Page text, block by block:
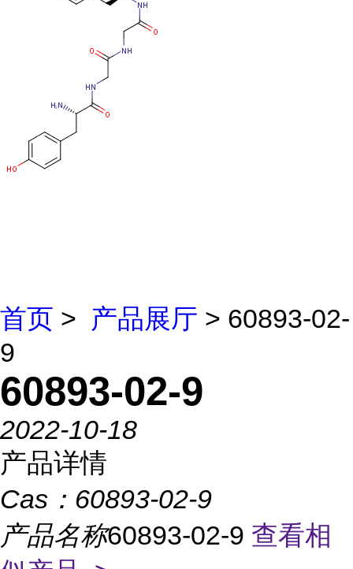
首页 > 产品展厅 > 60893-02-
9
60893-02-9
2022-10-18
产品详情
Cas： 60893-02-9
产品名称60893-02-9 查看相